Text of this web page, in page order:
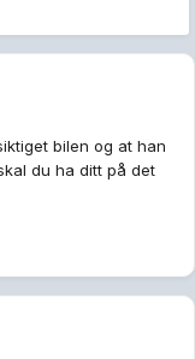
bilen og at han
du ha ditt på det